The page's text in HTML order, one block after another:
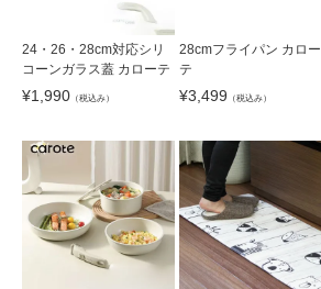
24・26・28cm対応シリ
コーンガラス蓋 カローテ
¥1,990 （税込み）
28cmフライパン カロー
テ
¥3,499 （税込み）